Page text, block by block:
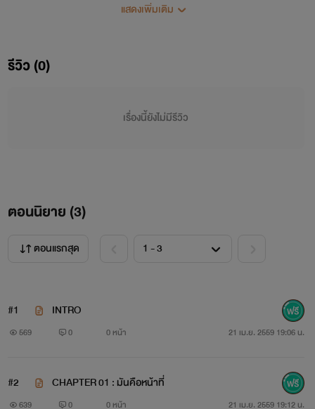
แสดงเพิ่มเติม
รีวิว (0)
เรื่องนี้ยังไม่มีรีวิว
ตอนนิยาย (3)
ตอนแรกสุด
#1 INTRO
569 0 0 หน้า 21 เม.ย. 2559 19:06 น.
#2 CHAPTER 01 : มันคือหน้าที่
639 0 0 หน้า 21 เม.ย. 2559 19:12 น.